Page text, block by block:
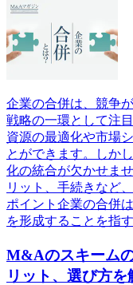
企業の合併は、競争
戦略の一環として注
資源の最適化や市場
とができます。しか
化の統合が欠かせま
リット、手続きなど
ポイント企業の合併
を形成することを指す
M&Aのスキーム
リット、選び方を